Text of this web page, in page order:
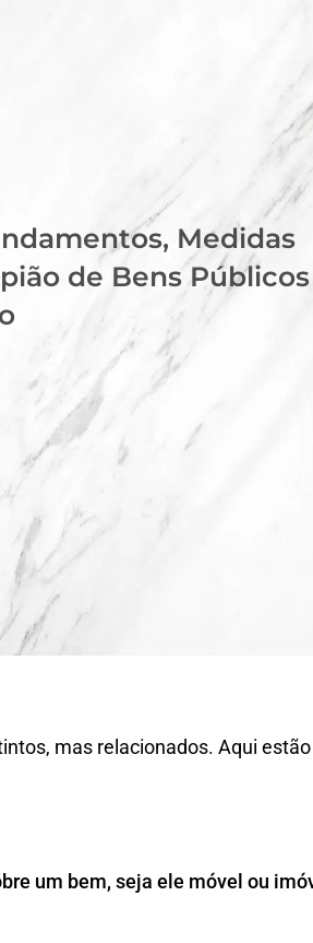
Medidas
de Bens
mas relacionados. Aqui
um bem, seja ele móvel ou